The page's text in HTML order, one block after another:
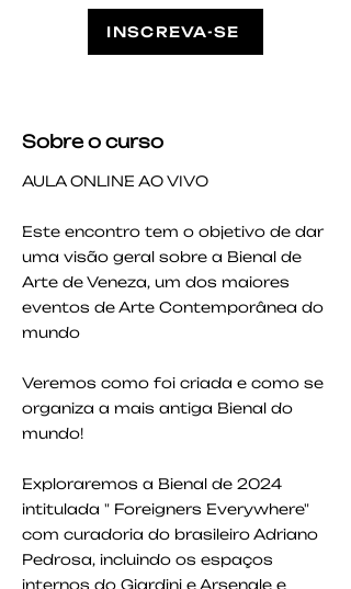
INSCREVA-SE
Sobre o curso
AULA ONLINE AO VIVO
Este encontro tem o objetivo de dar
uma visão geral sobre a Bienal de
Arte de Veneza, um dos maiores
eventos de Arte Contemporânea do
mundo
Veremos como foi criada e como se
organiza a mais antiga Bienal do
mundo!
Exploraremos a Bienal de 2024
intitulada " Foreigners Everywhere"
com curadoria do brasileiro Adriano
Pedrosa, incluindo os espaços
internos do Giardini e Arsenale e